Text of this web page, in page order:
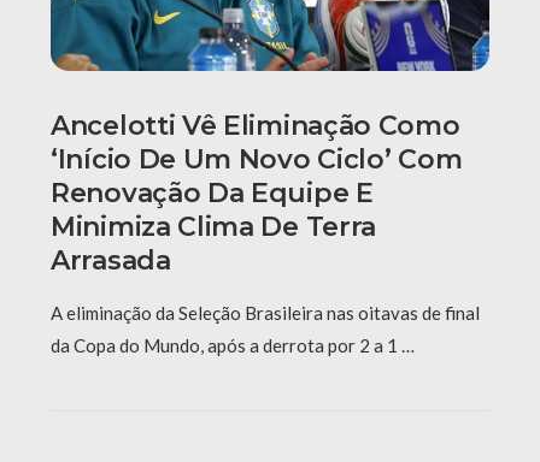
Ancelotti Vê Eliminação Como
‘início De Um Novo Ciclo’ Com
Renovação Da Equipe E
Minimiza Clima De Terra
Arrasada
A eliminação da Seleção Brasileira nas oitavas de final
da Copa do Mundo, após a derrota por 2 a 1 …